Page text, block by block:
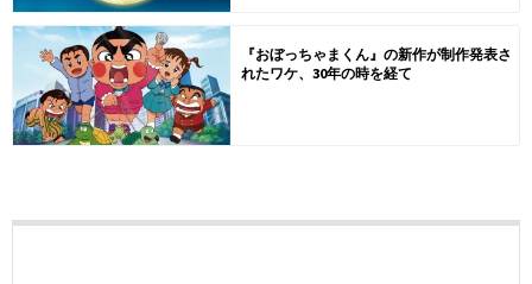
『おぼっちゃまくん』の新作が制作発表さ
れたワケ、30年の時を経て